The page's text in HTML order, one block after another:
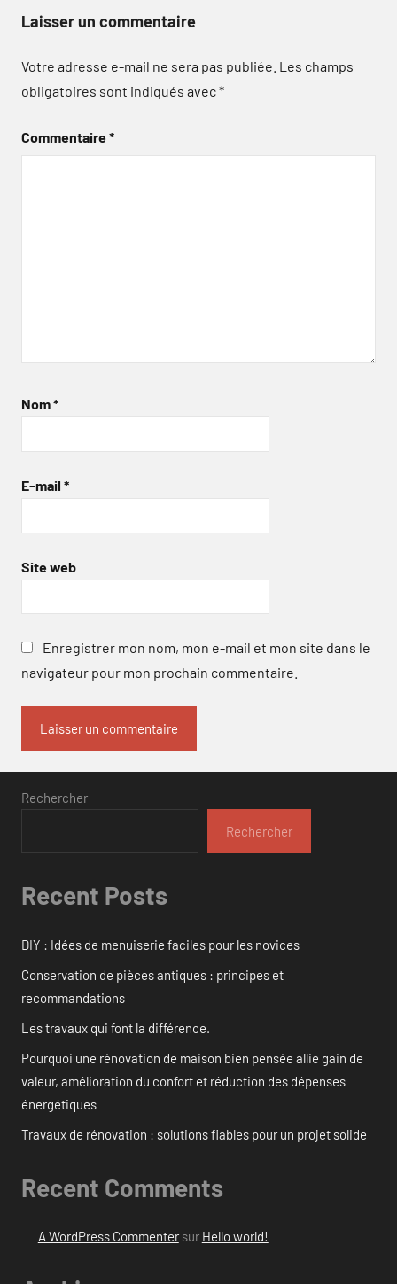
Laisser un commentaire
Votre adresse e-mail ne sera pas publiée. Les champs
obligatoires sont indiqués avec*
Commentaire*
Nom*
E-mail *
Site web
Enregistrer mon nom, mon e-mail et mon site dans le
navigateur pour mon prochain commentaire.
Rechercher
Rechercher
Recent Posts
DIY : Idées de menuiserie faciles pour les novices
Conservation de pièces antiques : principes et
recommandations
Les travaux qui font la différence.
Pourquoi une rénovation de maison bien pensée allie gain de
valeur, amélioration du confort et réduction des dépenses
énergétiques
Travaux de rénovation : solutions fiables pour un projet solide
Recent Comments
A WordPress Commentersur Hello world!